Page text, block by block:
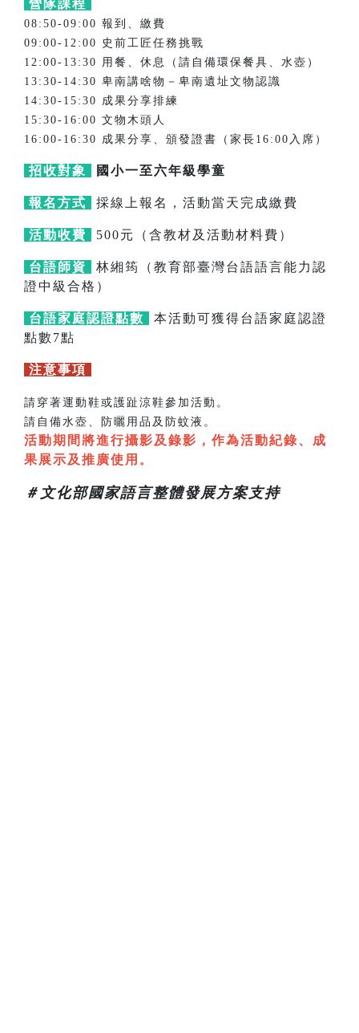
營隊課程
08:50-09:00 報到、繳費
09:00-12:00 史前工匠任務挑戰
12:00-13:30 用餐、休息（請自備環保餐具、水壺）
13:30-14:30 卑南講啥物－卑南遺址文物認識
14:30-15:30 成果分享排練
15:30-16:00 文物木頭人
16:00-16:30 成果分享、頒發證書（家長16:00入席）
招收對象 國小一至六年級學童
報名方式 採線上報名，活動當天完成繳費
活動收費 500元（含教材及活動材料費）
台語師資
林緗筠（教育部臺灣台語語言能力認
證中級合格）
台語家庭認證點數
本活動可獲得台語家庭認證
點數7點
注意事項
請穿著運動鞋或護趾涼鞋參加活動。
請自備水壺、防曬用品及防蚊液。
活動期間將進行攝影及錄影，作為活動紀錄、成
果展示及推廣使用 。
＃文化部國家語言整體發展方案支持